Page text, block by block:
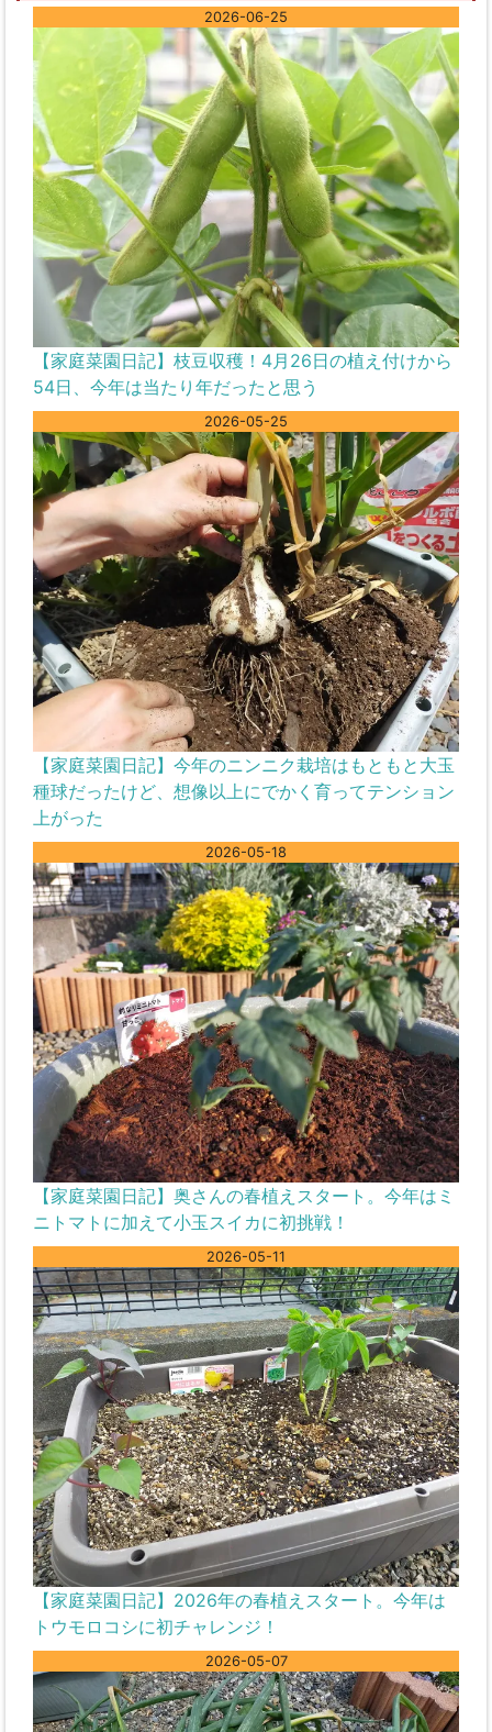
2026-06-25
【家庭菜園日記】枝豆収穫！4月26日の植え付けから
54日、今年は当たり年だったと思う
2026-05-25
【家庭菜園日記】今年のニンニク栽培はもともと大玉
種球だったけど、想像以上にでかく育ってテンション
上がった
2026-05-18
【家庭菜園日記】奥さんの春植えスタート。今年はミ
ニトマトに加えて小玉スイカに初挑戦！
2026-05-11
【家庭菜園日記】2026年の春植えスタート。今年は
トウモロコシに初チャレンジ！
2026-05-07